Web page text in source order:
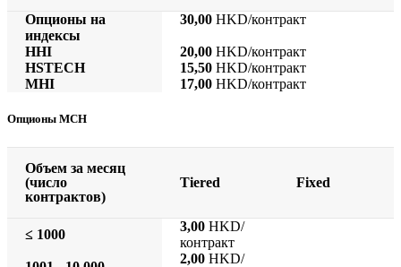
Опционы на
индексы
30,00 HKD/контракт
HHI 20,00 HKD/контракт
HSTECH
15,50 HKD/контракт
MHI
17,00 HKD/контракт
Опционы MCH
Объем за месяц
(число
контрактов)
Tiered Fixed
≤ 1000
3,00 HKD/
контракт
2,00 HKD/